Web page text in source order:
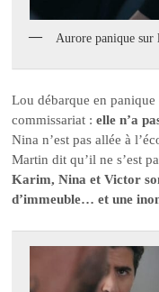
Aurore panique sur
Lou débarque en
commissariat :elle n’a
Nina n’est pas allée à
Martin dit qu’il ne s’est
Karim, Nina et Victor
d’immeuble… et une